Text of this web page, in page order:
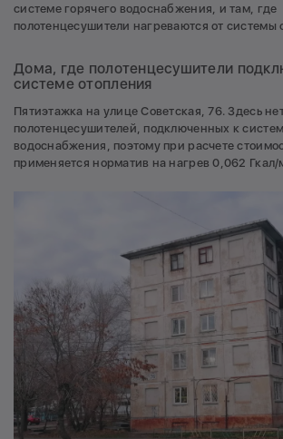
системе горячего водоснабжения, и там, где
полотенцесушители нагреваются от системы
Дома, где полотенцесушители
системе отопления
Пятиэтажка на улице Советская, 76. Здесь
полотенцесушителей, подключенных к
водоснабжения, поэтому при расчете
применяется норматив на нагрев 0,062 Гкал/